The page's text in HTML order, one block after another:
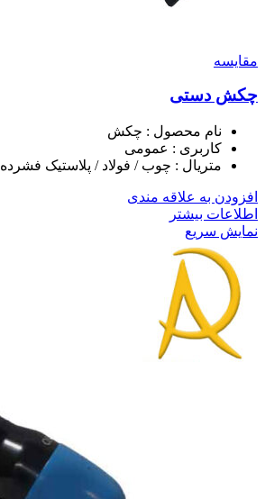
مقايسه
چکش دستی
نام محصول : چکش
کاربری : عمومی
متریال : چوب / فولاد / پلاستیک فشرده
افزودن به علاقه مندی
اطلاعات بیشتر
نمایش سریع